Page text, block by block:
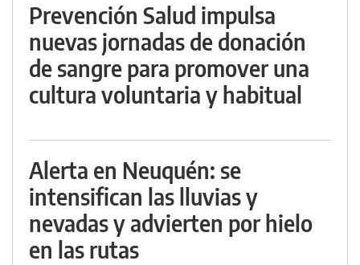
Prevención Salud impulsa
nuevas jornadas de donación
de sangre para promover una
cultura voluntaria y habitual
Alerta en Neuquén: se
intensifican las lluvias y
nevadas y advierten por hielo
en las rutas